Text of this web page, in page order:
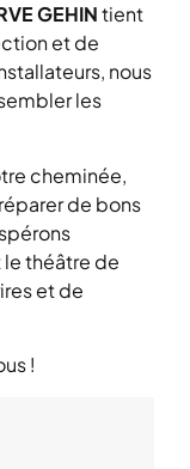
GEHINtient
et de
nous
les
cheminée,
de bons
théâtre de
et de
!